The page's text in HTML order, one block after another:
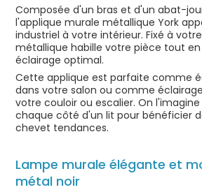
Composée d'un bras et d'un abat-
l'applique murale métallique York
industriel à votre intérieur. Fixé à
métallique habille votre pièce tout
éclairage optimal.
Cette applique est parfaite comme
dans votre salon ou comme
votre couloir ou escalier. On
chaque côté d'un lit pour bénéficier
chevet tendances.
Lampe murale élégante et
métal noir